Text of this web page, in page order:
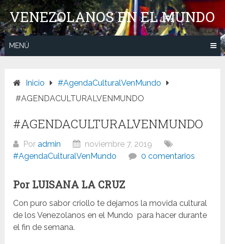
Saltar
al
contenido
VENEZOLANOS EN EL MUNDO
MENÚ
Inicio
#AgendaCulturalVenMundo
#AGENDACULTURALVENMUNDO
#AGENDACULTURALVENMUNDO
Poradmin
noviembre 7, 2019
#AgendaCulturalVenMundo
0 comentarios
Por LUISANA LA CRUZ
Con puro sabor criollo te dejamos la movida cultural
de los Venezolanos en el Mundo para hacer durante
el fin de semana.